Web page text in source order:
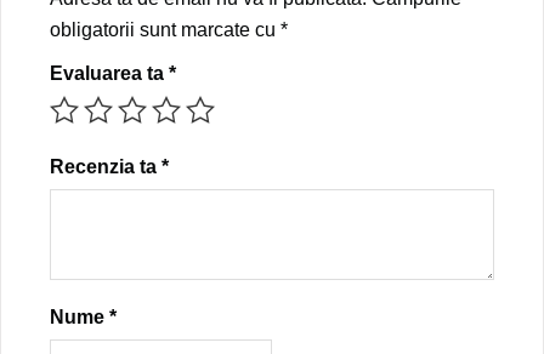
obligatorii sunt marcate cu *
Evaluarea ta *
Recenzia ta *
Nume *